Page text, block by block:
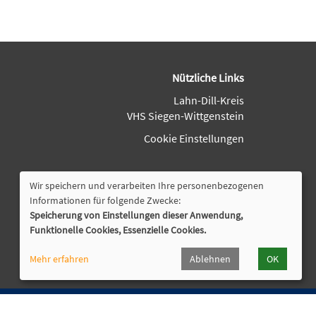
Nützliche Links
Lahn-Dill-Kreis
VHS Siegen-Wittgenstein
Cookie Einstellungen
Wir speichern und verarbeiten Ihre personenbezogenen
Informationen für folgende Zwecke:
Speicherung von Einstellungen dieser Anwendung,
Funktionelle Cookies, Essenzielle Cookies.
Mehr erfahren Ablehnen OK